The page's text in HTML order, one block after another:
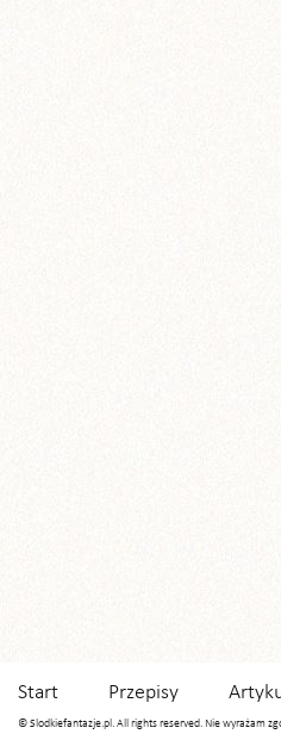
Start Przepisy
© Slodkiefantazje.pl. All rights reserved. Nie wyrażam